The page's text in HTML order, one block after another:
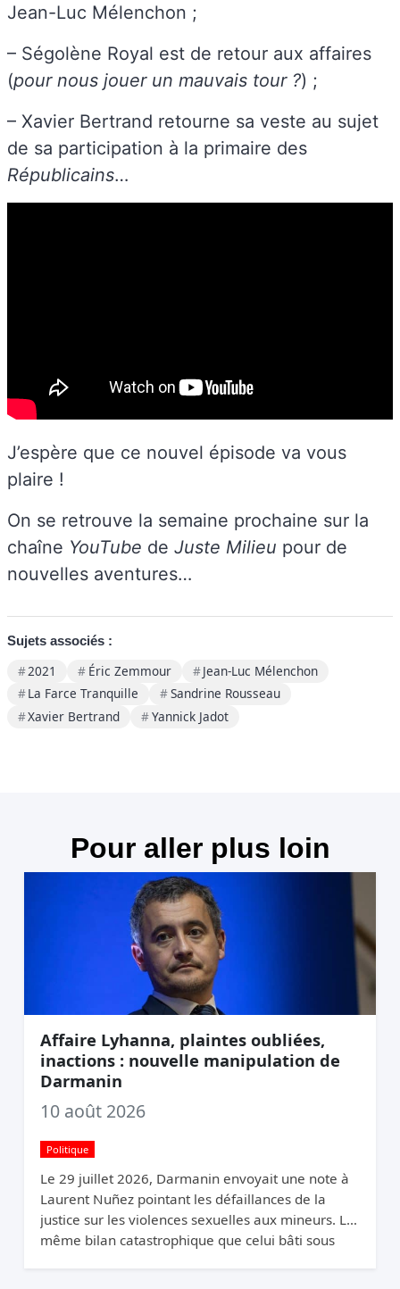
Jean-Luc Mélenchon ;
– Ségolène Royal est de retour aux affaires
(pour nous jouer un mauvais tour ?) ;
– Xavier Bertrand retourne sa veste au sujet
de sa participation à la primaire des
Républicains…
J’espère que ce nouvel épisode va vous
plaire !
On se retrouve la semaine prochaine sur la
chaîne YouTube de Juste Milieu pour de
nouvelles aventures…
Sujets associés :
2021 Éric Zemmour
Jean-Luc Mélenchon
La Farce Tranquille
Sandrine Rousseau
Xavier Bertrand
Yannick Jadot
Pour aller plus loin
Affaire Lyhanna, plaintes oubliées,
inactions : nouvelle manipulation de
Darmanin
10 août 2026
Politique
Le 29 juillet 2026, Darmanin envoyait une note à
Laurent Nuñez pointant les défaillances de la
justice sur les violences sexuelles aux mineurs. Le
même bilan catastrophique que celui bâti sous